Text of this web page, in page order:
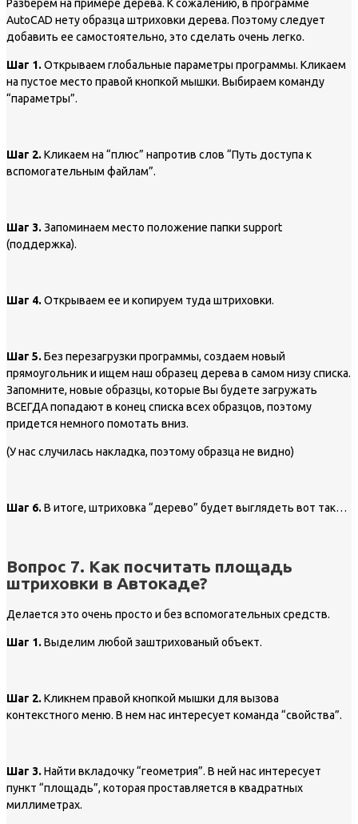
Разберем на примере дерева. К сожалению, в программе
AutoCAD нету образца штриховки дерева. Поэтому следует
добавить ее самостоятельно, это сделать очень легко.
Шаг 1. Открываем глобальные параметры программы. Кликаем
на пустое место правой кнопкой мышки. Выбираем команду
“параметры”.
Шаг 2. Кликаем на “плюс” напротив слов “Путь доступа к
вспомогательным файлам”.
Шаг 3. Запоминаем место положение папки support
(поддержка).
Шаг 4. Открываем ее и копируем туда штриховки.
Шаг 5. Без перезагрузки программы, создаем новый
прямоугольник и ищем наш образец дерева в самом низу списка.
Запомните, новые образцы, которые Вы будете загружать
ВСЕГДА попадают в конец списка всех образцов, поэтому
придется немного помотать вниз.
(У нас случилась накладка, поэтому образца не видно)
Шаг 6. В итоге, штриховка “дерево” будет выглядеть вот так…
Вопрос 7. Как посчитать площадь
штриховки в Автокаде?
Делается это очень просто и без вспомогательных средств.
Шаг 1. Выделим любой заштрихованый объект.
Шаг 2. Кликнем правой кнопкой мышки для вызова
контекстного меню. В нем нас интересует команда “свойства”.
Шаг 3. Найти вкладочку “геометрия”. В ней нас интересует
пункт “площадь”, которая проставляется в квадратных
миллиметрах.